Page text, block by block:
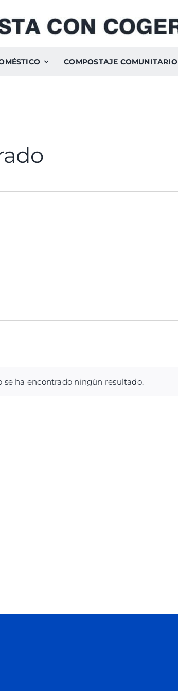
COMPOSTAJE COMUNITARIO
Aviso
se ha encontrado ningún resultado.